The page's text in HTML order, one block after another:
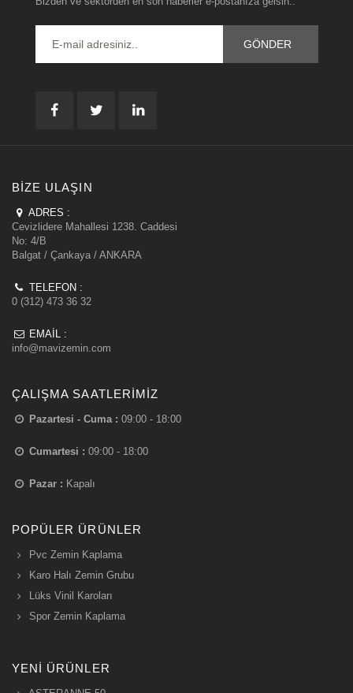
BIZE ULAŞIN
ADRES :
Cevizlidere Mahallesi 1238. Caddesi
No: 4/B
Balgat / Çankaya / ANKARA
TELEFON :
0 (312) 473 36 32
EMAIL :
info@mavizemin.com
ÇALIŞMA SAATLERIMIZ
Pazartesi - Cuma : 09:00 - 18:00
Cumartesi : 09:00 - 18:00
Pazar : Kapalı
POPÜLER ÜRÜNLER
Pvc Zemin Kaplama
Karo Halı Zemin Grubu
Lüks Vinil Karoları
Spor Zemin Kaplama
YENI ÜRÜNLER